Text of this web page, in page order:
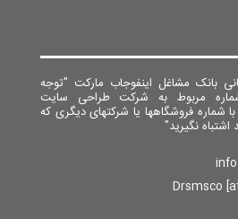
بانک مشاغل اینفوجاب مارکت "توجه
مربوط به شرکت طراحی سایت
شماره فروشگاهها یا شرکتهای دیگری که
نگیرید"
Drsmsco